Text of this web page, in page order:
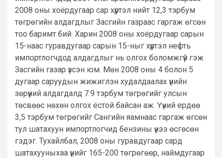
2008 оны хоёрдугаар сар хүртэл нийт 12,3 тэрбум
төгрөгийн алдагдлыг Засгийн газраас гаргаж өгсөн
тоо баримт бий. Харин 2008 оны хоёрдугаар сарын
15-наас гуравдугаар сарын 15-ныг хүртэл нефть
импортлогчдод алдагдлыг нь олгох боломжгүй гэж
Засгийн газар үзсэн юм. Мөн 2008 оны 4 болон 5
дугаар саруудын жижиглэн худалдаалах үнийн
зөрүүний алдагдалд 7.9 тэрбум төгрөгийг улсын
төсвөөс нөхөн олгох ёстой байсан аж. Үүний ердөө
3,5 тэрбум төгрөгийг Сангийн яамнаас гаргаж өгсөн
тул шатахуун импортлогчид бензины үнээ өсгөсөн
гэдэг. Тухайлбал, 2008 оны гуравдугаар сард
шатахууныхаа үнийг 165-200 төгрөгөөр, наймдугаар